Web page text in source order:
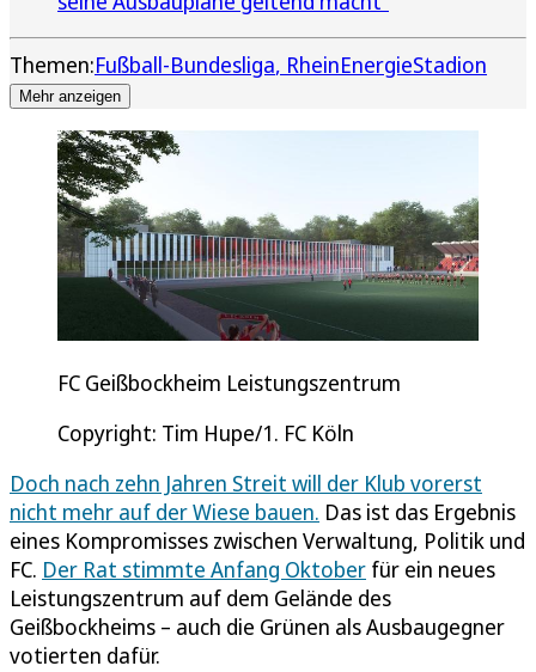
Themen:Fußball-Bundesliga RheinEnergieStadion
Mehr anzeigen
FC Geißbockheim Leistungszentrum
Copyright: Tim Hupe/1. FC Köln
Doch nach zehn Jahren Streit will der Klub vorerst
nicht mehr auf der Wiese bauen. Das ist das Ergebnis
eines Kompromisses zwischen Verwaltung, Politik und
FC. Der Rat stimmte Anfang Oktober für ein neues
Leistungszentrum auf dem Gelände des
Geißbockheims – auch die Grünen als Ausbaugegner
votierten dafür.